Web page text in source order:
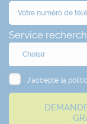
Service
Choisir
J'accepte la